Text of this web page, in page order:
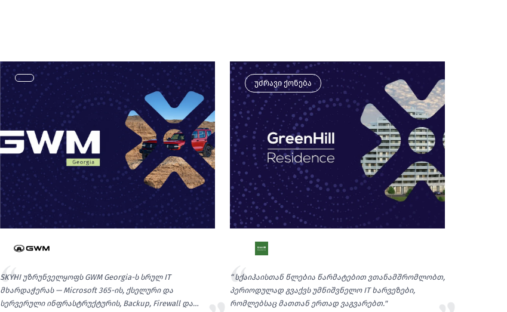
SKYHI უზრუნველყოფს GWM Georgia-ს სრულ IT
მხარდაჭერას — Microsoft 365-ის, ქსელური და
სერვერული ინფრასტრუქტურის, Backup, Firewall და
უძრავი ქონება
“ სქაიჰაისთან წლებია წარმატებით ვთანამშრომლობთ,
პერიოდულად გვაქვს უმნიშვნელო IT ხარვეზები,
რომლებსაც მათთან ერთად ვაგვარებთ."